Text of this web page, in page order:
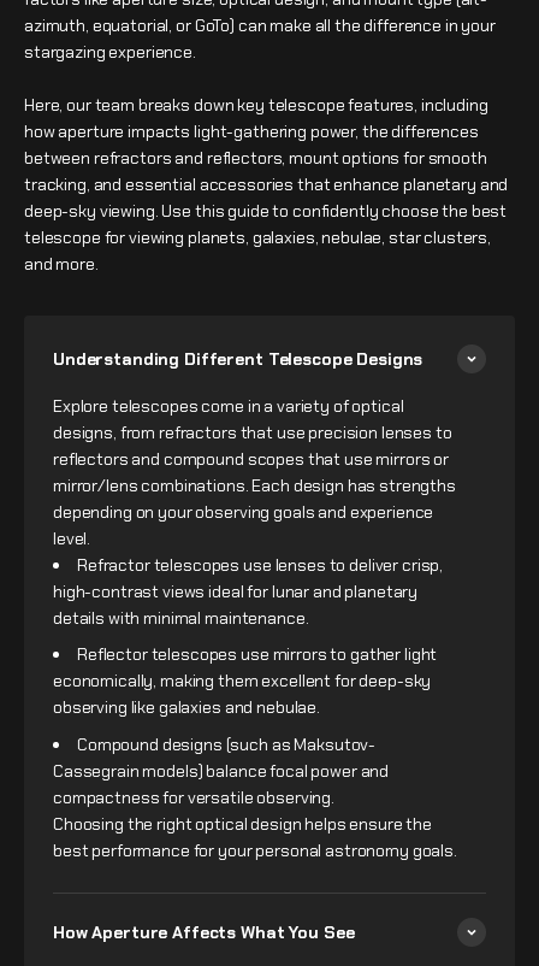
azimuth, equatorial, or GoTo) can make all the difference in your
stargazing experience.
Here, our team breaks down key telescope features, including
how aperture impacts light-gathering power, the differences
between refractors and reflectors, mount options for smooth
tracking, and essential accessories that enhance planetary and
deep-sky viewing. Use this guide to confidently choose the best
telescope for viewing planets, galaxies, nebulae, star clusters,
and more.
Understanding Different Telescope Designs
Explore telescopes come in a variety of optical
designs, from refractors that use precision lenses to
reflectors and compound scopes that use mirrors or
mirror/lens combinations. Each design has strengths
depending on your observing goals and experience
level.
Refractor telescopes use lenses to deliver crisp,
high-contrast views ideal for lunar and planetary
details with minimal maintenance.
Reflector telescopes use mirrors to gather light
economically, making them excellent for deep-sky
observing like galaxies and nebulae.
Compound designs (such as Maksutov-
Cassegrain models) balance focal power and
compactness for versatile observing.
Choosing the right optical design helps ensure the
best performance for your personal astronomy goals.
How Aperture Affects What You See